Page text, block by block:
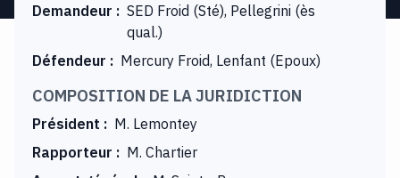
Demandeur : SED Froid (Sté), Pellegrini (ès
qual.)
Défendeur : Mercury Froid, Lenfant (Epoux)
COMPOSITION DE LA JURIDICTION
Président : M. Lemontey
Rapporteur : M. Chartier